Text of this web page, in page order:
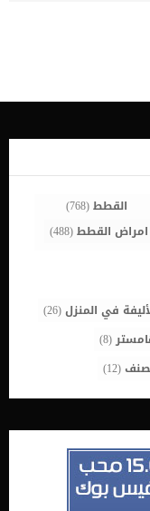
لذا قم بتحويل الطعام
الأنترنت او يمكنك ان
القطط(768)
امراض القطط(488)
في المنزل(26)
(8)
(12)